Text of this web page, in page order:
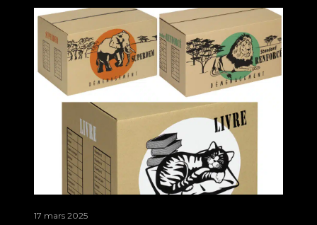
17 mars 2025